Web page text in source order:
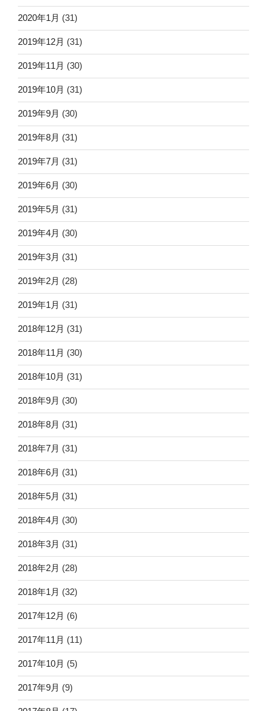
2020年1月 (31)
2019年12月 (31)
2019年11月 (30)
2019年10月 (31)
2019年9月 (30)
2019年8月 (31)
2019年7月 (31)
2019年6月 (30)
2019年5月 (31)
2019年4月 (30)
2019年3月 (31)
2019年2月 (28)
2019年1月 (31)
2018年12月 (31)
2018年11月 (30)
2018年10月 (31)
2018年9月 (30)
2018年8月 (31)
2018年7月 (31)
2018年6月 (31)
2018年5月 (31)
2018年4月 (30)
2018年3月 (31)
2018年2月 (28)
2018年1月 (32)
2017年12月 (6)
2017年11月 (11)
2017年10月 (5)
2017年9月 (9)